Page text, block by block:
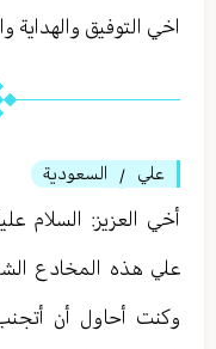
اخي التوفيق والهداية
علي / السعودية
أخي العزيز: السلام
علي هذه المخادع
وكنت أحاول أن